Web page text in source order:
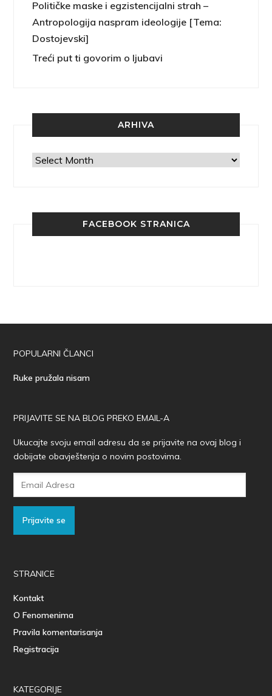
Političke maske i egzistencijalni strah –
Antropologija naspram ideologije [Tema:
Dostojevski]
Treći put ti govorim o ljubavi
ARHIVA
Arhiva
FACEBOOK STRANICA
POPULARNI ČLANCI
Ruke pružala nisam
PRIJAVITE SE NA BLOG PREKO EMAIL-A
Ukucajte svoju email adresu da se prijavite na ovaj blog i
dobijate obavještenja o novim postovima.
Prijavite se
STRANICE
Kontakt
O Fenomenima
Pravila komentarisanja
Registracija
KATEGORIJE